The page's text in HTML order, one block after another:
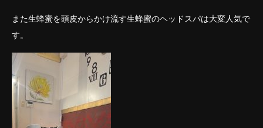
また生蜂蜜を頭皮からかけ流す生蜂蜜のヘッドスパは大変人気で
す。